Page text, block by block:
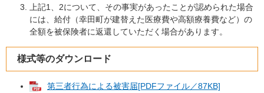
上記1、2について、その事実があったことが認められた場合
には、給付（幸田町が建替えた医療費や高額療養費など）の
全額を被保険者に返還していただく場合があります。
様式等のダウンロード
第三者行為による被害届[PDFファイル／87KB]